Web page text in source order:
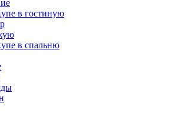
в гостиную
в спальню